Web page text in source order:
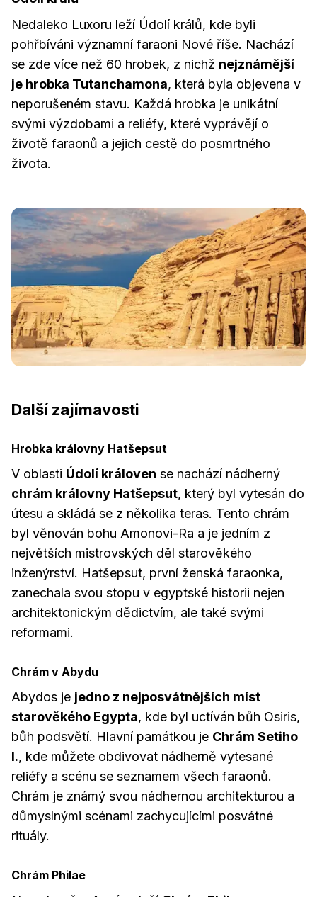
Nedaleko Luxoru leží Údolí králů, kde byli
pohřbíváni významní faraoni Nové říše. Nachází
se zde více než 60 hrobek, z nichž nejznámější
je hrobka Tutanchamona, která byla objevena v
neporušeném stavu. Každá hrobka je unikátní
svými výzdobami a reliéfy, které vyprávějí o
životě faraonů a jejich cestě do posmrtného
života.
Další zajímavosti
Hrobka královny Hatšepsut
V oblasti Údolí královen se nachází nádherný
chrám královny Hatšepsut, který byl vytesán do
útesu a skládá se z několika teras. Tento chrám
byl věnován bohu Amonovi-Ra a je jedním z
největších mistrovských děl starověkého
inženýrství. Hatšepsut, první ženská faraonka,
zanechala svou stopu v egyptské historii nejen
architektonickým dědictvím, ale také svými
reformami.
Chrám v Abydu
Abydos je jedno z nejposvátnějších míst
starověkého Egypta, kde byl uctíván bůh Osiris,
bůh podsvětí. Hlavní památkou je Chrám Setiho
I., kde můžete obdivovat nádherně vytesané
reliéfy a scénu se seznamem všech faraonů.
Chrám je známý svou nádhernou architekturou a
důmyslnými scénami zachycujícími posvátné
rituály.
Chrám Philae